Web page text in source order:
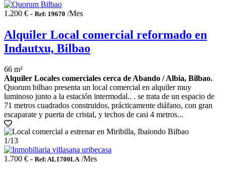
1.200 € - Ref: 19670 /Mes
Alquiler Local comercial reformado en
Indautxu, Bilbao
66 m²
Alquiler Locales comerciales cerca de Abando / Albia, Bilbao.
Quorum bilbao presenta un local comercial en alquiler muy
luminoso junto a la estación intermodal.. . se trata de un espacio de
71 metros cuadrados construidos, prácticamente diáfano, con gran
escaparate y puerta de cristal, y techos de casi 4 metros...
1/13
1.700 € - Ref: AL1700LA/Mes